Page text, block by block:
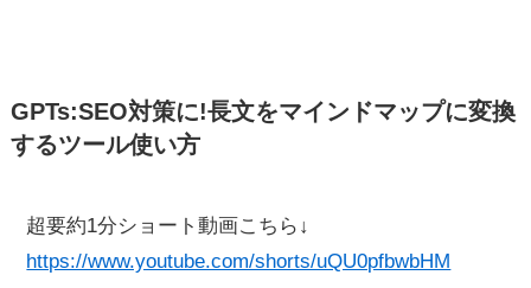
GPTs:SEO対策に!長文をマインドマップに変換
するツール使い方
超要約1分ショート動画こちら↓
https://www.youtube.com/shorts/uQU0pfbwbHM